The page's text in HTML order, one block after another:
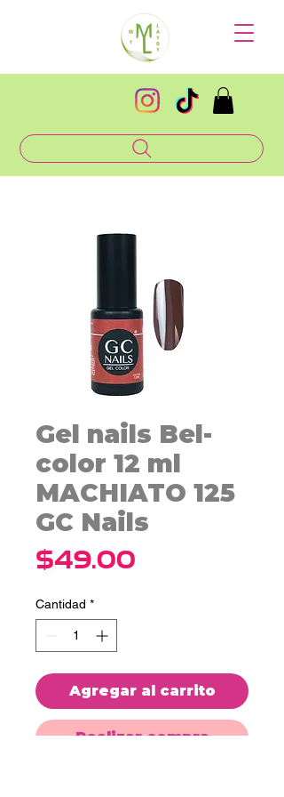
Gel nails Bel-
color 12 ml
MACHIATO 125
GC Nails
$49.00
Cantidad *
Agregar al carrito
Realizar compra